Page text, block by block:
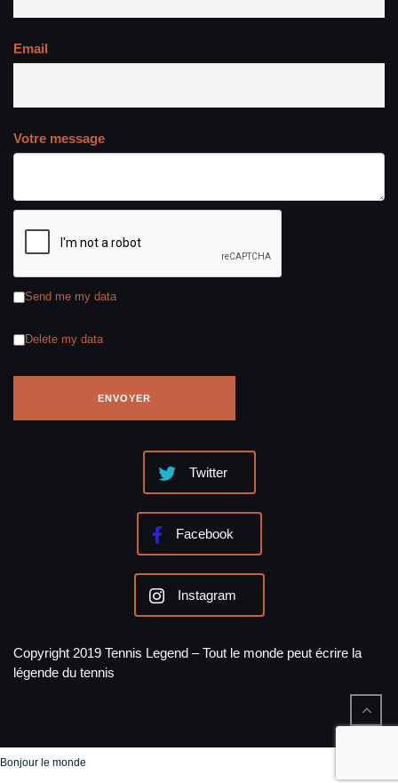
Email
Votre message
Send me my data
Delete my data
Twitter
Facebook
Instagram
Copyright 2019 Tennis Legend – Tout le monde peut écrire la
légende du tennis
Bonjour le monde